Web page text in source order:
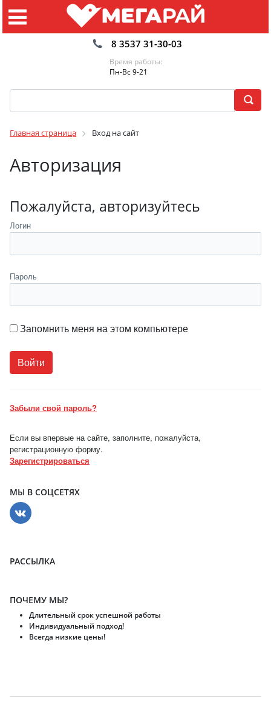
8 3537 31-30-03
Время работы:
Пн-Вс 9-21
Главная страница Вход на сайт
Авторизация
Пожалуйста, авторизуйтесь
Логин
Пароль
Запомнить меня на этом компьютере
Забыли свой пароль?
Если вы впервые на сайте, заполните, пожалуйста,
регистрационную форму.
Зарегистрироваться
МЫ В СОЦСЕТЯХ
РАССЫЛКА
ПОЧЕМУ МЫ?
Длительный срок успешной работы
Индивидуальный подход!
Всегда низкие цены!